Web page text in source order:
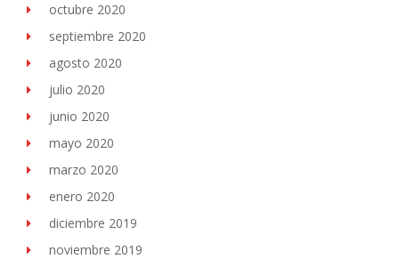
octubre 2020
septiembre 2020
agosto 2020
julio 2020
junio 2020
mayo 2020
marzo 2020
enero 2020
diciembre 2019
noviembre 2019